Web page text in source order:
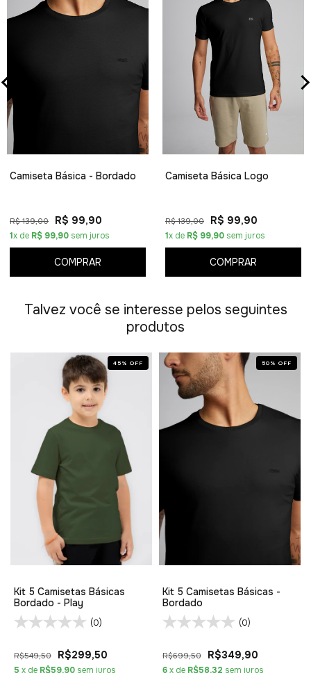
Camiseta Básica - Bordado
R$ 139,00 R$ 99,90
1x de R$ 99,90 sem juros
COMPRAR
Camiseta Básica Logo
R$ 139,00 R$ 99,90
1x de R$ 99,90 sem juros
COMPRAR
Talvez você se interesse pelos seguintes
produtos
45 % OFF
Kit 5 Camisetas Básicas
Bordado - Play
(0)
R$549,50 R$299,50
5 x de R$59,90 sem juros
50 % OFF
Kit 5 Camisetas Básicas -
Bordado
(0)
R$699,50 R$349,90
6x de R$58,32 sem juros